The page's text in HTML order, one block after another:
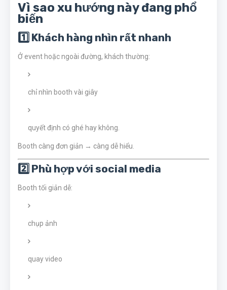
Vì sao xu hướng này đang phổ
biến
1️⃣ Khách hàng nhìn rất nhanh
Ở event hoặc ngoài đường, khách thường:
chỉ nhìn booth vài giây
quyết định có ghé hay không.
Booth càng đơn giản → càng dễ hiểu.
2️⃣ Phù hợp với social media
Booth tối giản dễ:
chụp ảnh
quay video